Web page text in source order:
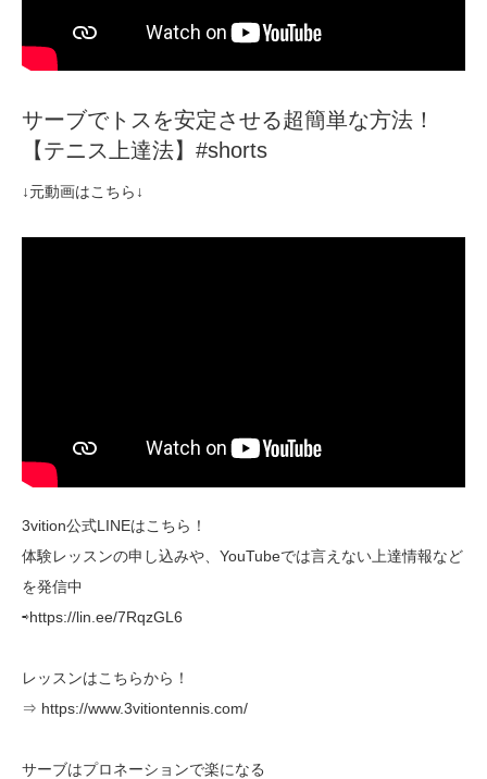
サーブでトスを安定させる超簡単な方法！
【テニス上達法】#shorts
↓元動画はこちら↓
3vition公式LINEはこちら！
体験レッスンの申し込みや、YouTubeでは言えない上達情報など
を発信中
⇨https://lin.ee/7RqzGL6
レッスンはこちらから！
⇒ https://www.3vitiontennis.com/
サーブはプロネーションで楽になる